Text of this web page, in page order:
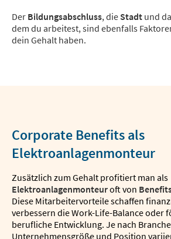
Der Bildungsabschluss, die Stadt und
dem du arbeitest, sind ebenfalls
dein Gehalt haben.
Corporate Benefits als
Elektroanlagenmonteur
Zusätzlich zum Gehalt profitiert man als
Elektroanlagenmonteuroft von
Diese Mitarbeitervorteile schaffen
verbessern die Work-Life-Balance oder
berufliche Entwicklung. Je nach
Unternehmensgröße und Position